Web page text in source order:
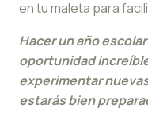
en tu maleta para
Hacer un año
oportunidad
experimentar
estarás bien